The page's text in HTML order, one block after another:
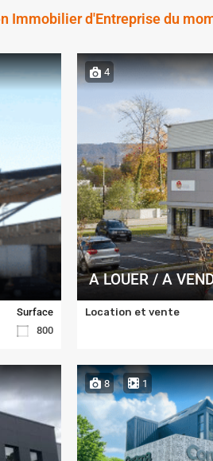
Immobilier d'Entreprise du
Surface
800
4
A LOUER / A
Location et vente
8 1